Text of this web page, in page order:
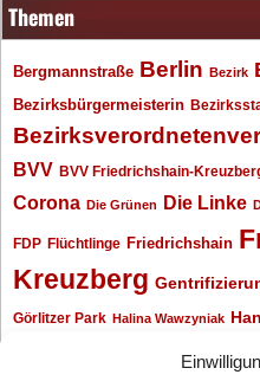
Themen
Bergmannstraße Berlin Bezirk
Bezirksbürgermeisterin
BVV BVV Friedrichshain-
Corona Die Grünen Die Linke
FDP Flüchtlinge Friedrichshain
Kreuzberg
Görlitzer Park Halina Wawzyniak
Klaus